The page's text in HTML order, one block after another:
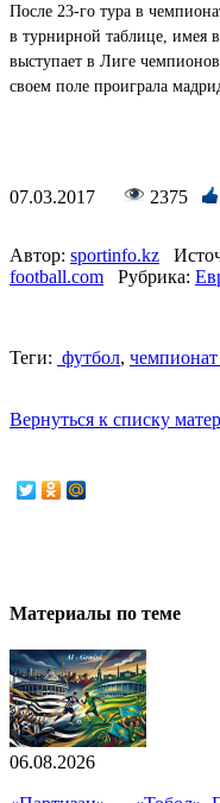
После 23-го тура в
в турнирной таблице, имея
выступает в Лиге
своем поле проиграла
07.03.2017 2375
Автор: sportinfo.kz
football.com
Рубрика:
Теги: футбол,
Вернуться к списку
Материалы по теме
06.08.2026